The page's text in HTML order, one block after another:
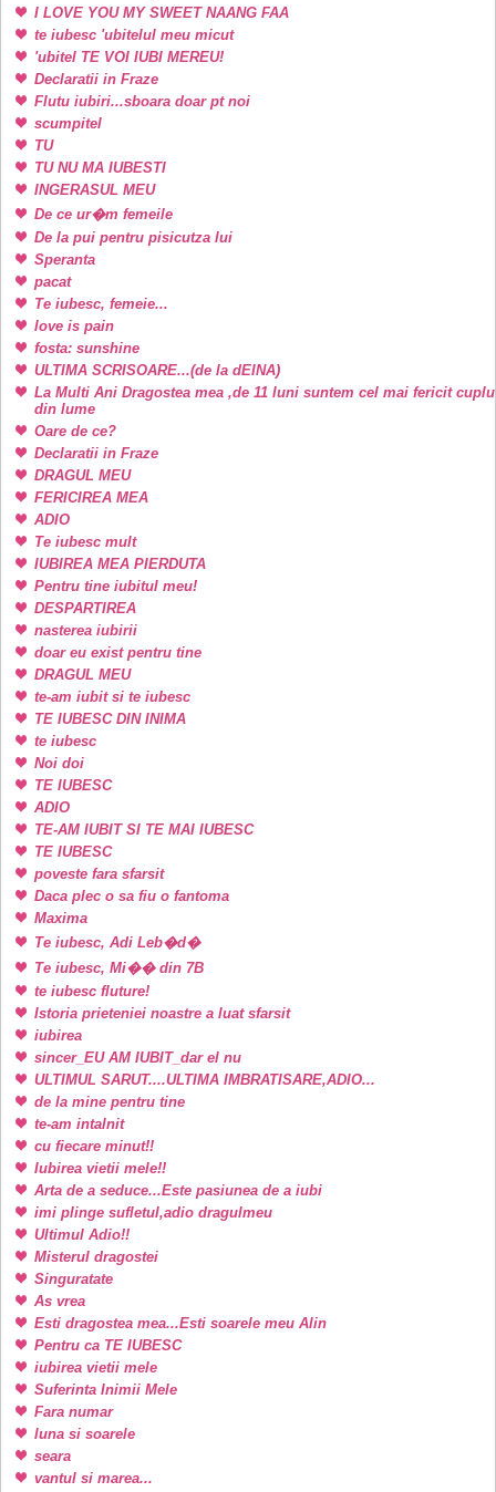
I LOVE YOU MY SWEET NAANG FAA
te iubesc 'ubitelul meu micut
'ubitel TE VOI IUBI MEREU!
Declaratii in Fraze
Flutu iubiri...sboara doar pt noi
scumpitel
TU
TU NU MA IUBESTI
INGERASUL MEU
De ce ur�m femeile
De la pui pentru pisicutza lui
Speranta
pacat
Te iubesc, femeie...
love is pain
fosta: sunshine
ULTIMA SCRISOARE...(de la dEINA)
La Multi Ani Dragostea mea ,de 11 luni suntem cel mai fericit cuplu
din lume
Oare de ce?
Declaratii in Fraze
DRAGUL MEU
FERICIREA MEA
ADIO
Te iubesc mult
IUBIREA MEA PIERDUTA
Pentru tine iubitul meu!
DESPARTIREA
nasterea iubirii
doar eu exist pentru tine
DRAGUL MEU
te-am iubit si te iubesc
TE IUBESC DIN INIMA
te iubesc
Noi doi
TE IUBESC
ADIO
TE-AM IUBIT SI TE MAI IUBESC
TE IUBESC
poveste fara sfarsit
Daca plec o sa fiu o fantoma
Maxima
Te iubesc, Adi Leb�d�
Te iubesc, Mi�� din 7B
te iubesc fluture!
Istoria prieteniei noastre a luat sfarsit
iubirea
sincer_EU AM IUBIT_dar el nu
ULTIMUL SARUT....ULTIMA IMBRATISARE,ADIO...
de la mine pentru tine
te-am intalnit
cu fiecare minut!!
Iubirea vietii mele!!
Arta de a seduce...Este pasiunea de a iubi
imi plinge sufletul,adio dragulmeu
Ultimul Adio!!
Misterul dragostei
Singuratate
As vrea
Esti dragostea mea...Esti soarele meu Alin
Pentru ca TE IUBESC
iubirea vietii mele
Suferinta Inimii Mele
Fara numar
luna si soarele
seara
vantul si marea...